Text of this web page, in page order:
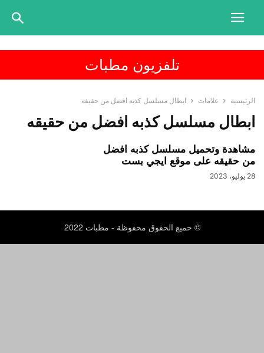
تلفزيون مطبات
الرئيسية علامات ابطال مسلسل كذبه افضل من حقيقه
ابطال مسلسل كذبه افضل من حقيقه
مشاهدة وتحميل مسلسل كذبه افضل
من حقيقه على موقع ايجي بست
28 يوليو، 2023
© حميع الحقوق محفوظة - مطبات 2022